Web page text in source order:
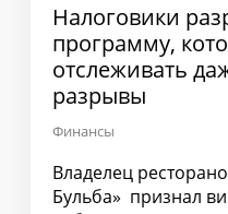
Налоговики
программу,
отслеживать
разрывы
Финансы
Владелец
Бульба» признал